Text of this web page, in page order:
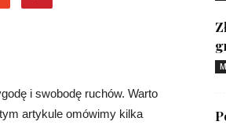
i swobodę ruchów. Warto
artykule omówimy kilka